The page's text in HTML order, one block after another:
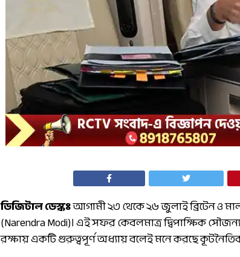
ডিজিটাল ডেস্কঃআগামী ২৩ থেকে ২৬ জুলাই ব্রিটেন ও
(Narendra Modi)। এই সফর কেবলমাত্র দ্বিপাক্ষিক
রক্ষায় একটি গুরুত্বপূর্ণ অধ্যায় বলেই মনে করছে